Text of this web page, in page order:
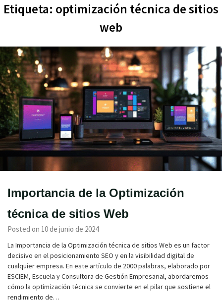
Etiqueta: optimización técnica de sitios
web
Importancia de la Optimización
técnica de sitios Web
Posted on 10 de junio de 2024
La Importancia de la Optimización técnica de sitios Web es un factor
decisivo en el posicionamiento SEO y en la visibilidad digital de
cualquier empresa. En este artículo de 2000 palabras, elaborado por
ESCIEM, Escuela y Consultora de Gestión Empresarial, abordaremos
cómo la optimización técnica se convierte en el pilar que sostiene el
rendimiento de…